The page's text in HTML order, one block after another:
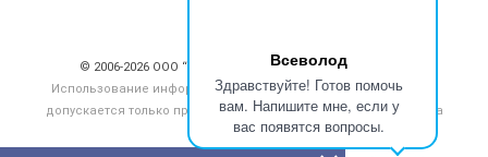
Всеволод
Здравствуйте! Готов помочь
вам. Напишите мне, если у
вас появятся вопросы.
© 2006‑2026 ООО “Инлайн”. 12+ Все права защищены.
Использование информации, размещенной на данном сайте,
допускается только при размещении активной гиперссылки на
fishretail.ru